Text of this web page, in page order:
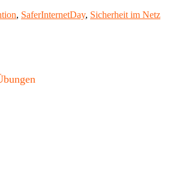
, SaferInternetDay, Sicherheit im Netz